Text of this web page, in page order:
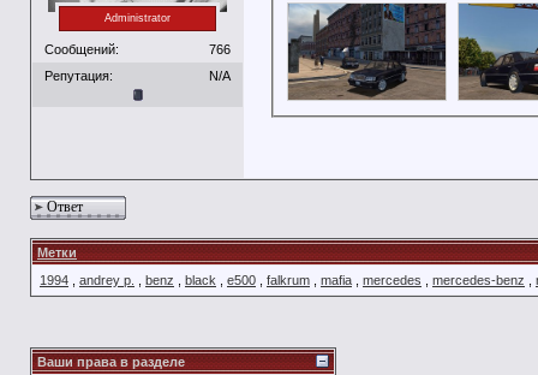
Administrator
Сообщений:
766
Репутация:
N/A
Ответ
Метки
1994
andrey p. benz black e500 falkrum mafia mercedes mercedes-benz
Ваши права в разделе